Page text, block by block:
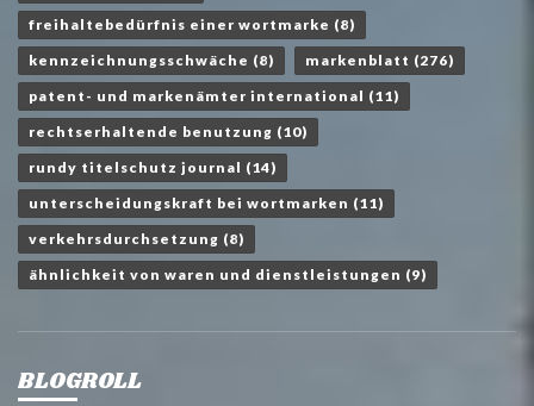
freihaltebedürfnis einer wortmarke (8)
kennzeichnungsschwäche (8) markenblatt (276)
patent- und markenämter international (11)
rechtserhaltende benutzung (10)
rundy titelschutz journal (14)
unterscheidungskraft bei wortmarken (11)
verkehrsdurchsetzung (8)
ähnlichkeit von waren und dienstleistungen (9)
BLOGROLL